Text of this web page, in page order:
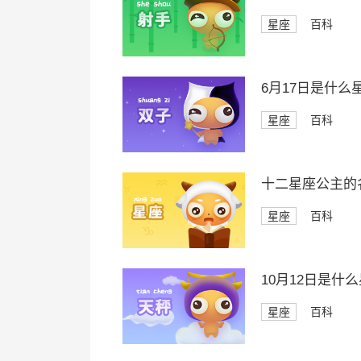
星座 百科
6月17日是什么
星座 百科
十二星座公主的
星座 百科
10月12日是什
星座 百科